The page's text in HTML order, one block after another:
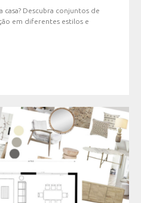
casa? Descubra conjuntos de
em diferentes estilos e